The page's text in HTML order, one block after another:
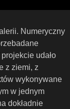
Numeryczny
udało
z ziemi, z
wykonywane
w jednym
dokładnie